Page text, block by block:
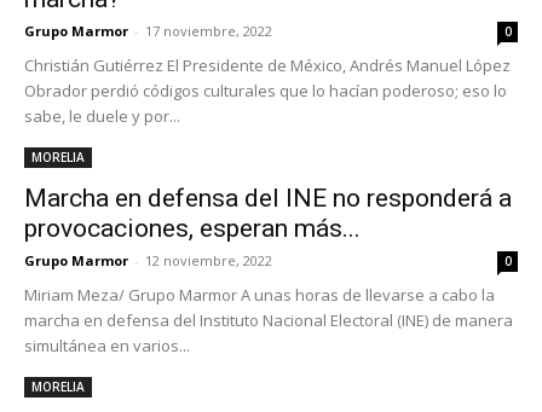
Grupo Marmor - 17 noviembre, 2022 0
Christián Gutiérrez El Presidente de México, Andrés Manuel López
Obrador perdió códigos culturales que lo hacían poderoso; eso lo
sabe, le duele y por...
MORELIA
Marcha en defensa del INE no responderá a
provocaciones, esperan más...
Grupo Marmor - 12 noviembre, 2022 0
Miriam Meza/ Grupo Marmor A unas horas de llevarse a cabo la
marcha en defensa del Instituto Nacional Electoral (INE) de manera
simultánea en varios...
MORELIA